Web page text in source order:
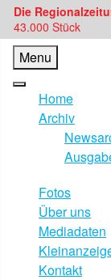
Die
43.000 Stück
Menu
Home
Archiv
Fotos
Über uns
Mediadaten
Kontakt